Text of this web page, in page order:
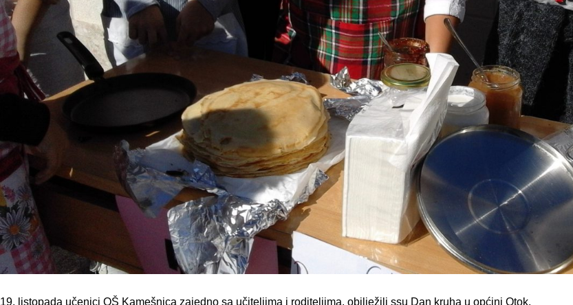
19. listopada učenici OŠ Kamešnica zajedno sa učiteljima i roditeljima, obilježili ssu Dan kruha u općini Otok.